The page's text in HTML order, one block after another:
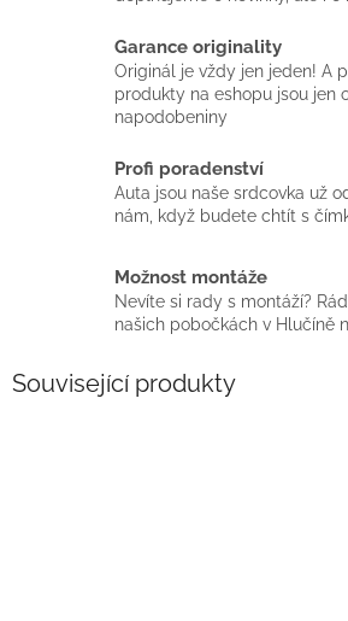
Garance originality
Originál je vždy jen jeden! A
produkty na eshopu jsou jen
napodobeniny
Profi poradenství
Auta jsou naše srdcovka už
nám, když budete chtít s
Možnost montáže
Nevíte si rady s montáží?
našich pobočkách v Hlučíně
Související produkty